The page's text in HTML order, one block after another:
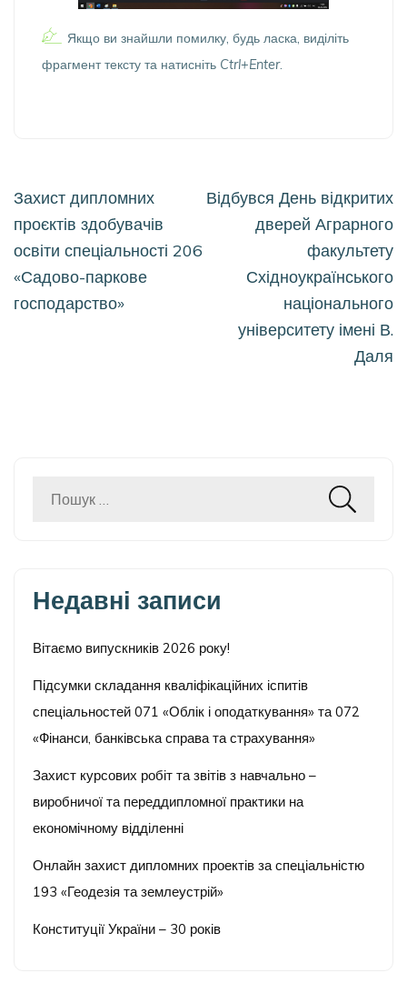
Якщо ви знайшли помилку, будь ласка, виділіть
фрагмент тексту та натисніть Ctrl+Enter.
Навігація
записів
Захист дипломних
проєктів здобувачів
освіти спеціальності 206
«Садово-паркове
господарство»
Відбувся День відкритих
дверей Аграрного
факультету
Східноукраїнського
національного
університету імені В.
Даля
Пошук:
Недавні записи
Вітаємо випускників 2026 року!
Підсумки складання кваліфікаційних іспитів
спеціальностей 071 «Облік і оподаткування» та 072
«Фінанси, банківська справа та страхування»
Захист курсових робіт та звітів з навчально –
виробничої та переддипломної практики на
економічному відділенні
Онлайн захист дипломних проектів за спеціальністю
193 «Геодезія та землеустрій»
Конституції України – 30 років